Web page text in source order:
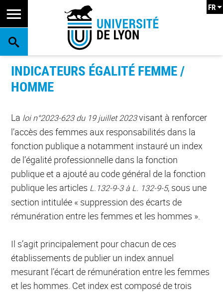
RECHERCHE
FR
INDICATEURS ÉGALITÉ FEMME /
HOMME
La loi n°2023-623 du 19 juillet 2023visant à renforcer
l’accès des femmes aux responsabilités dans la
fonction publique a notamment instauré un index
de l’égalité professionnelle dans la fonction
publique et a ajouté au code général de la fonction
publique les articles L.132-9-3 à L. 132-9-5, sous une
section intitulée « suppression des écarts de
rémunération entre les femmes et les hommes ».
Il s’agit principalement pour chacun de ces
établissements de publier un index annuel
mesurant l’écart de rémunération entre les femmes
et les hommes. Cet index est composé de trois